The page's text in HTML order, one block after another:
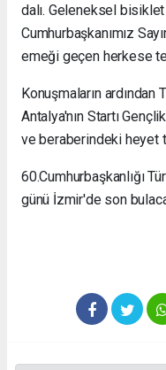
dalı. Geleneksel
Cumhurbaşkanımız
emeği geçen herkese
Konuşmaların
Antalya'nın Startı
ve beraberindeki heyet
60.Cumhurbaşkanlığı
günü İzmir'de son